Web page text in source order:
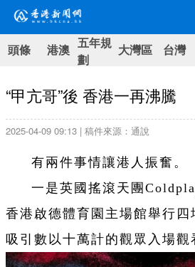
頭條 港澳 五年規
劃
大灣區 台灣
“甲亢哥”後 香港一再沸騰
2025-04-09 09:13 | 稿件來源：通說
有兩件事情讓港人振奮。
一是英國搖滾天團
香港啟德體育園主場館舉行四
吸引數以十萬計的觀眾入場觀